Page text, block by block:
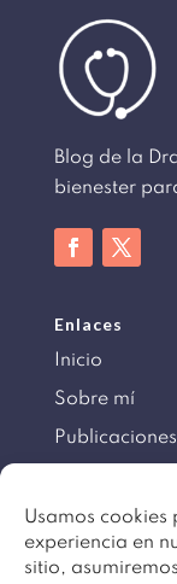
Usamos
experiencia en
sitio,
Blog de la
bienester
Enlaces
Inicio
Sobre mí
Publicaciones
Información
Aviso legal